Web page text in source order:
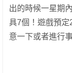
出的時候一星期
具7個！遊戲預
意一下或者進行